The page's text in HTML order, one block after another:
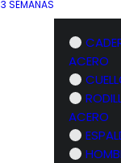
3 SEMANAS
ACERO
ACERO